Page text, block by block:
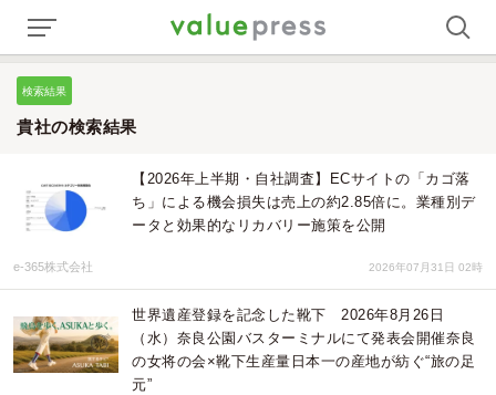
検索結果
貴社の検索結果
【2026年上半期・自社調査】ECサイトの「カゴ落
ち」による機会損失は売上の約2.85倍に。業種別デ
ータと効果的なリカバリー施策を公開
e-365株式会社 2026年07月31日 02時
世界遺産登録を記念した靴下 2026年8月26日
（水）奈良公園バスターミナルにて発表会開催奈良
の女将の会×靴下生産量日本一の産地が紡ぐ“旅の足
元”